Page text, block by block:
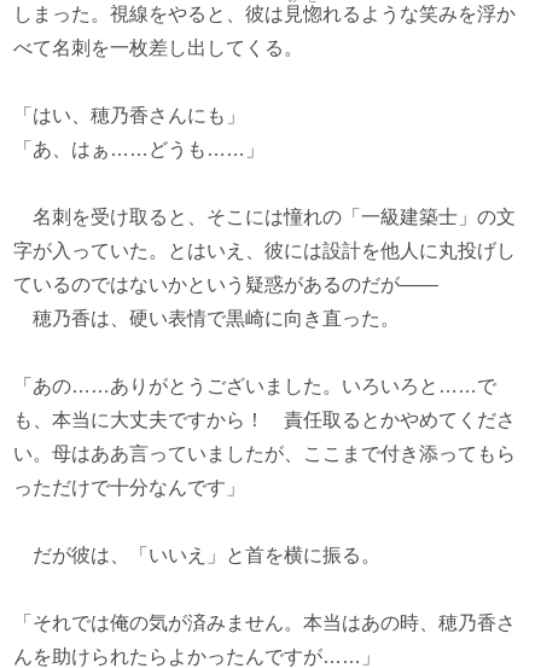
しまった。視線をやると、彼は 見惚れるような笑みを浮か
べて名刺を一枚差し出してくる。
「はい、穂乃香さんにも」
「あ、はぁ……どうも……」
名刺を受け取ると、そこには憧れの「一級建築士」の文
字が入っていた。とはいえ、彼には設計を他人に丸投げし
ているのではないかという疑惑があるのだが――
穂乃香は、硬い表情で黒崎に向き直った。
「あの……ありがとうございました。いろいろと……で
も、本当に大丈夫ですから！ 責任取るとかやめてくださ
い。母はああ言っていましたが、ここまで付き添ってもら
っただけで十分なんです」
だが彼は、「いいえ」と首を横に振る。
「それでは俺の気が済みません。本当はあの時、穂乃香さ
んを助けられたらよかったんですが……」